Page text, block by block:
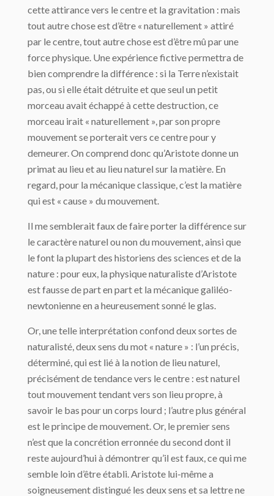
cette attirance vers le centre et la gravitation : mais
tout autre chose est d’être « naturellement » attiré
par le centre, tout autre chose est d’être mû par une
force physique. Une expérience fictive permettra de
bien comprendre la différence : si la Terre n’existait
pas, ou si elle était dé­truite et que seul un petit
morceau avait échappé à cette destruction, ce
morceau irait « naturellement », par son propre
mouvement se porterait vers ce centre pour y
demeurer. On comprend donc qu’Aristote donne un
primat au lieu et au lieu naturel sur la matière. En
regard, pour la mécanique classique, c’est la matière
qui est « cause » du mouvement.
Il me semblerait faux de faire porter la différence sur
le caractère naturel ou non du mouvement, ainsi que
le font la plupart des historiens des sciences et de la
nature : pour eux, la physique naturaliste d’Aristote
est fausse de part en part et la mécanique galiléo-
newtonienne en a heureusement sonné le glas.
Or, une telle interprétation confond deux sortes de
naturalisté, deux sens du mot « na­ture » : l’un précis,
déterminé, qui est lié à la notion de lieu naturel,
précisément de ten­dance vers le centre : est naturel
tout mouvement tendant vers son lieu propre, à
savoir le bas pour un corps lourd ; l’autre plus général
est le principe de mouvement. Or, le pre­mier sens
n’est que la concrétion erronnée du second dont il
reste aujourd’hui à démon­trer qu’il est faux, ce qui me
semble loin d’être établi. Aristote lui-même a
soigneusement distingué les deux sens et sa lettre ne